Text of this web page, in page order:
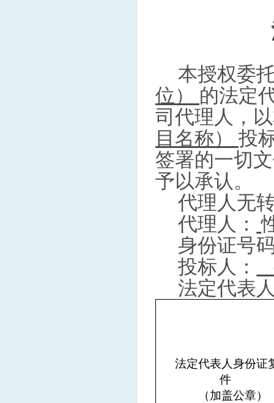
本授权委
位） 的法定
司代理人，
目名称） 投
签署的一切
予以承认。
代理人无
代理人：
身份证号
投标人：
法定代表
法定代表人身份证
件
（加盖公章）